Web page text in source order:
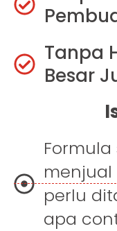
Tanpa
Besar
menjual
perlu
apa